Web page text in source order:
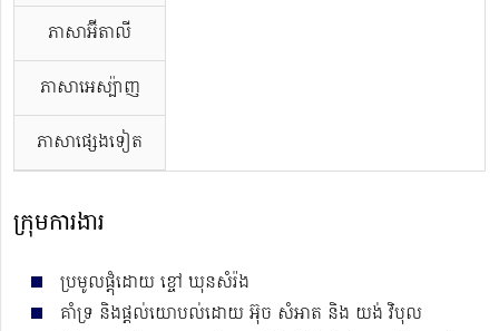
ភាសាអ៊ីតាលី
ភាសាអេស្ប៉ាញ
ភាសាផ្សេងទៀត
ក្រុមការងារ
ប្រមូលផ្ដុំដោយ ខ្ចៅ ឃុនសំរ៉ង
គាំទ្រ និងផ្ដល់យោបល់ដោយ អ៊ុច សំអាត និង យង់ វិបុល